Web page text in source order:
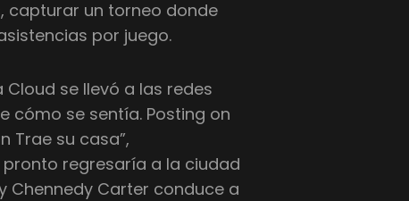
capturar un torneo donde
por juego.
se llevó a las redes
cómo se sentía. Posting on
Trae su casa”,
regresaría a la ciudad
Chennedy Carter conduce a